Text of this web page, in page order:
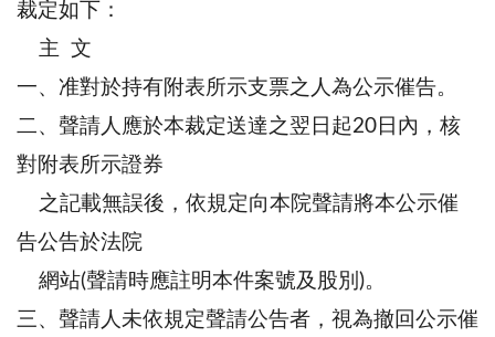
裁定如下：
主 文
一、准對於持有附表所示支票之人為公示催告。
二、聲請人應於本裁定送達之翌日起20日內，核
對附表所示證券
之記載無誤後，依規定向本院聲請將本公示催
告公告於法院
網站(聲請時應註明本件案號及股別)。
三、聲請人未依規定聲請公告者，視為撤回公示催